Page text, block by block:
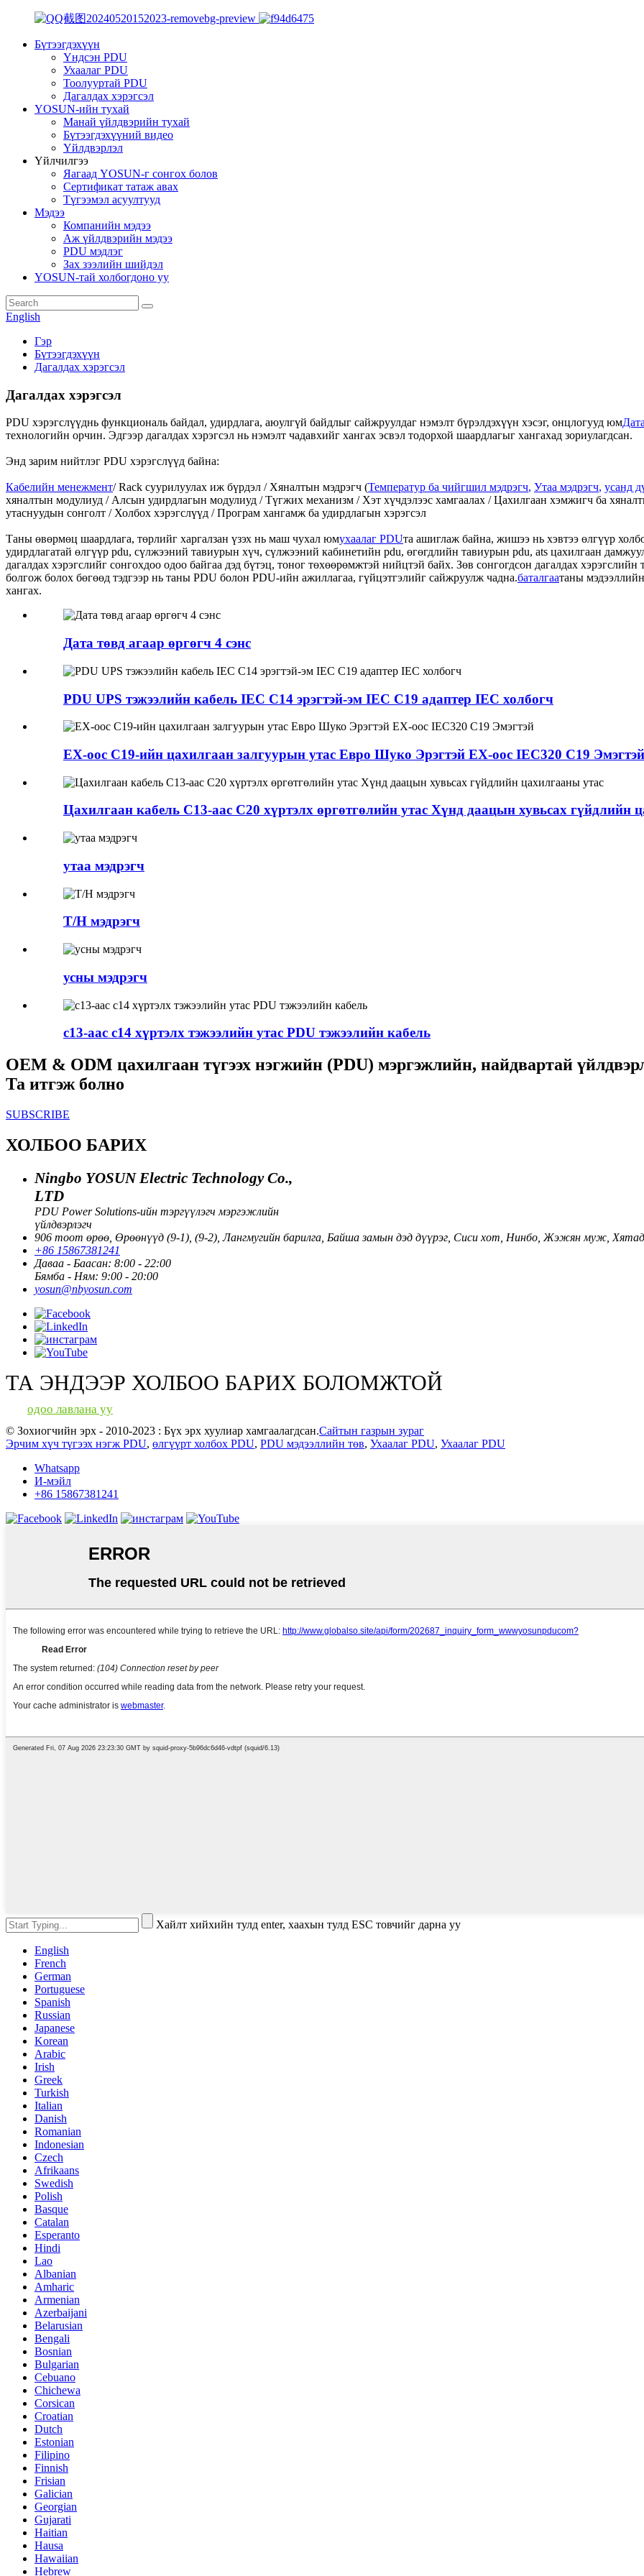
Бүтээгдэхүүн
Үндсэн PDU
Ухаалаг PDU
Тоолууртай PDU
Дагалдах хэрэгсэл
YOSUN-ийн тухай
Манай үйлдвэрийн тухай
Бүтээгдэхүүний видео
Үйлдвэрлэл
Үйлчилгээ
Яагаад YOSUN-г сонгох болов
Сертификат татаж авах
Түгээмэл асуултууд
Мэдээ
Компанийн мэдээ
Аж үйлдвэрийн мэдээ
PDU мэдлэг
Зах зээлийн шийдэл
YOSUN-тай холбогдоно уу
English
Гэр
Бүтээгдэхүүн
Дагалдах хэрэгсэл
Дагалдах хэрэгсэл
PDU хэрэгслүүднь функциональ байдал, удирдлага, аюулгүй байдлыг сайжруулдаг нэмэлт бүрэлдэхүүн хэсэг, онцлогууд юм
технологийн орчин. Эдгээр дагалдах хэрэгсэл нь нэмэлт чадавхийг хангах эсвэл тодорхой шаардлагыг хангахад зориулагдсан.
Энд зарим нийтлэг PDU хэрэгслүүд байна:
Кабелийн менежмент/ Rack суурилуулах иж бүрдэл / Хяналтын мэдрэгч (Температур ба чийгшил мэдрэгч, Утаа мэдрэгч, усанд
хяналтын модулиуд / Алсын удирдлагын модулиуд / Түгжих механизм / Хэт хүчдэлээс хамгаалах / Цахилгаан хэмжигч ба
утаснуудын сонголт / Холбох хэрэгслүүд / Програм хангамж ба удирдлагын хэрэгсэл
Таны өвөрмөц шаардлага, төрлийг харгалзан үзэх нь маш чухал юмухаалаг PDUта ашиглаж байна, жишээ нь хэвтээ өлгүүр
удирдлагатай өлгүүр pdu, сүлжээний тавиурын хүч, сүлжээний кабинетийн pdu, өгөгдлийн тавиурын pdu, ats цахилгаан
дагалдах хэрэгслийг сонгохдоо одоо байгаа дэд бүтэц, тоног төхөөрөмжтэй нийцтэй байх. Зөв сонгогдсон дагалдах
болгож болох бөгөөд тэдгээр нь таны PDU болон PDU-ийн ажиллагаа, гүйцэтгэлийг сайжруулж чадна.баталгаатаны
хангах.
Дата төвд агаар өргөгч 4 сэнс
PDU UPS тэжээлийн кабель IEC C14 эрэгтэй-эм IEC C19 адаптер IEC холбогч
ЕХ-оос C19-ийн цахилгаан залгуурын утас Евро Шуко Эрэгтэй ЕХ-оос IEC320 C19 Эмэгтэй
Цахилгаан кабель C13-аас C20 хүртэлх өргөтгөлийн утас Хүнд даацын хувьсах гүйдлийн
утаа мэдрэгч
T/H мэдрэгч
усны мэдрэгч
c13-аас c14 хүртэлх тэжээлийн утас PDU тэжээлийн кабель
OEM & ODM цахилгаан түгээх нэгжийн (PDU) мэргэжлийн, найдвартай
Та итгэж болно
SUBSCRIBE
ХОЛБОО БАРИХ
Ningbo YOSUN Electric Technology Co.,
LTD
PDU Power Solutions-ийн тэргүүлэгч мэргэжлийн
үйлдвэрлэгч
906 тоот өрөө, Өрөөнүүд (9-1), (9-2), Лангмугийн барилга, Байша замын дэд дүүрэг, Сиси хот, Нинбо, Жэжян муж, Хятад
+86 15867381241
Даваа - Баасан: 8:00 - 22:00
Бямба - Ням: 9:00 - 20:00
yosun@nbyosun.com
ТА ЭНДЭЭР ХОЛБОО БАРИХ БОЛОМЖТОЙ
одоо лавлана уу
© Зохиогчийн эрх - 2010-2023 : Бүх эрх хуулиар хамгаалагдсан.Сайтын газрын зураг
Эрчим хүч түгээх нэгж PDU, өлгүүрт холбох PDU, PDU мэдээллийн төв, Ухаалаг PDU, Ухаалаг PDU
Whatsapp
И-мэйл
+86 15867381241
Хайлт хийхийн тулд enter, хаахын тулд ESC товчийг дарна уу
English
French
German
Portuguese
Spanish
Russian
Japanese
Korean
Arabic
Irish
Greek
Turkish
Italian
Danish
Romanian
Indonesian
Czech
Afrikaans
Swedish
Polish
Basque
Catalan
Esperanto
Hindi
Lao
Albanian
Amharic
Armenian
Azerbaijani
Belarusian
Bengali
Bosnian
Bulgarian
Cebuano
Chichewa
Corsican
Croatian
Dutch
Estonian
Filipino
Finnish
Frisian
Galician
Georgian
Gujarati
Haitian
Hausa
Hawaiian
Hebrew